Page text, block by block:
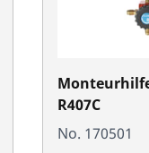
R407C
No. 170501